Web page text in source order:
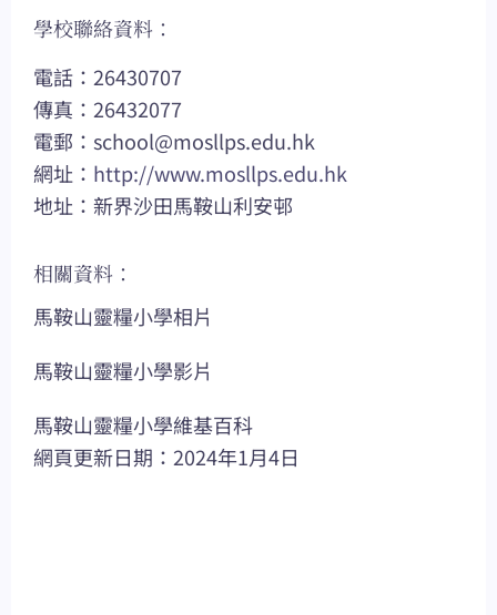
學校聯絡資料：
電話：26430707
傳真：26432077
電郵： school@mosllps.edu.hk
網址： http://www.mosllps.edu.hk
地址：新界沙田馬鞍山利安邨
相關資料：
馬鞍山靈糧小學相片
馬鞍山靈糧小學影片
馬鞍山靈糧小學維基百科
網頁更新日期：2024年1月4日